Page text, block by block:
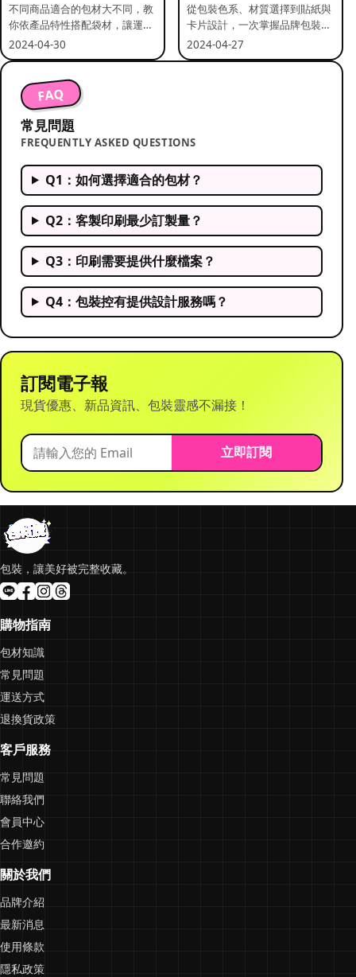
不同商品適合的包材大不同，教
你依產品特性搭配袋材，讓運送
更安全。
2024-04-30
從包裝色系、材質選擇到貼紙與
卡片設計，一次掌握品牌包裝的
關鍵要素。
2024-04-27
FAQ
常見問題
FREQUENTLY ASKED QUESTIONS
Q1：如何選擇適合的包材？
Q2：客製印刷最少訂製量？
Q3：印刷需要提供什麼檔案？
Q4：包裝控有提供設計服務嗎？
訂閱電子報
現貨優惠、新品資訊、包裝靈感不漏接！
立即訂閱
包裝，讓美好被完整收藏。
購物指南
包材知識
常見問題
運送方式
退換貨政策
客戶服務
常見問題
聯絡我們
會員中心
合作邀約
關於我們
品牌介紹
最新消息
使用條款
隱私政策